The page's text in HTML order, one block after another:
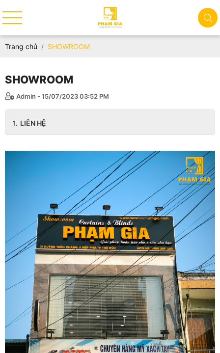
Trang chủ SHOWROOM
SHOWROOM
Admin - 15/07/2023 03:52 PM
LIÊN HỆ